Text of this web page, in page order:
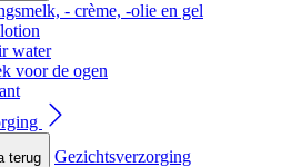
- crème, -olie en gel
water
voor de ogen
terug
Gezichtsverzorging